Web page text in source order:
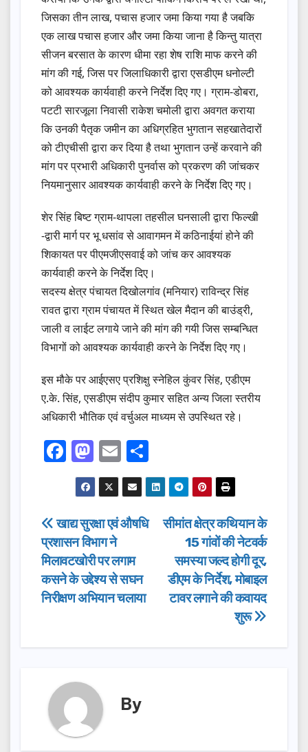
जिसका तीन लाख, पचास हजार जमा किया गया है जबकि
एक लाख पचास हजार और जमा किया जाना है किन्तु यात्रा
सीजन बरसात के कारण धीमा रहा शेष राशि माफ करने की
मांग की गई, जिस पर जिलाधिकारी द्वारा एसडीएम धनोल्टी
को आवश्यक कार्यवाही करने निर्देश दिए गए। ग्राम-डोबरा,
पटटी सारजूला निवासी राकेश चमोली द्वारा अवगत कराया
कि उनकी पैतृक जमीन का अधिग्रहित भुगतान सहखातेदारों
को टीएचीसी द्वारा कर दिया है तथा भुगतान उन्हें करवाने की
मांग पर प्रभारी अधिकारी पुनर्वास को प्रकरण की जांचकर
नियमानुसार आवश्यक कार्यवाही करने के निर्देश दिए गए।
शेर सिंह बिष्ट ग्राम-थापला तहसील घनसाली द्वारा फिल्खी
-द्वारी मार्ग पर भू धसांव से आवागमन में कठिनाईयां होने की
शिकायत पर पीएमजीएसवाई को जांच कर आवश्यक
कार्यवाही करने के निर्देश दिए।
सदस्य क्षेत्र पंचायत दिखोलगांव (मनियार) राविन्द्र सिंह
रावत द्वारा ग्राम पंचायत में स्थित खेल मैदान की बाउंड्री,
जाली व लाईट लगाये जाने की मांग की गयी जिस सम्बन्धित
विभागों को आवश्यक कार्यवाही करने के निर्देश दिए गए।
इस मौके पर आईएसए प्रशिक्षु स्नेहिल कुंवर सिंह, एडीएम
ए.के. सिंह, एसडीएम संदीप कुमार सहित अन्य जिला स्तरीय
अधिकारी भौतिक एवं वर्चुअल माध्यम से उपस्थित रहे।
F
a
c
e
b
o
o
k
M
a
st
o
d
o
n
E
m
ail
h
ar
e
Post
navigation
सीमांत क्षेत्र कथियान के
15 गांवों की नेटवर्क
समस्या जल्द होगी दूर,
डीएम के निर्देश, मोबाइल
टावर लगाने की कवायद
शुरू
खाद्य सुरक्षा एवं औषधि
प्रशासन विभाग ने
मिलावटखोरी पर लगाम
कसने के उद्देश्य से सघन
निरीक्षण अभियान चलाया
By